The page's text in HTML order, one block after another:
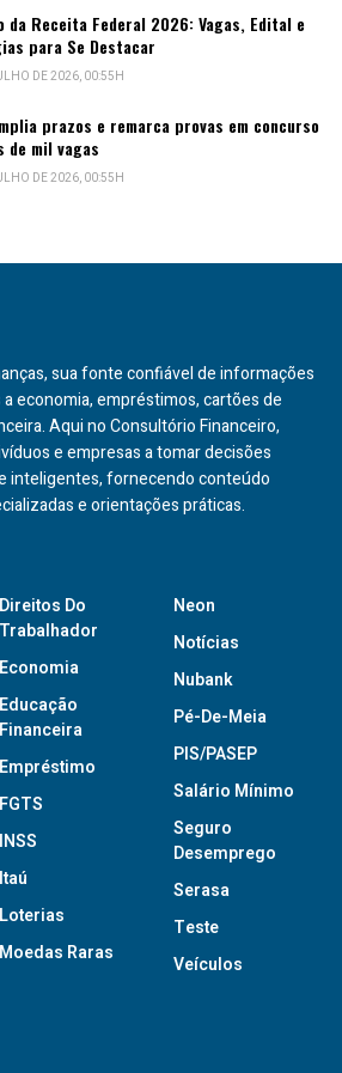
da Receita Federal 2026: Vagas, Edital e
para Se Destacar
DE 2026, 00:55H
prazos e remarca provas em concurso
de mil vagas
DE 2026, 00:55H
sua fonte confiável de informações
economia, empréstimos, cartões de
Aqui no Consultório Financeiro,
e empresas a tomar decisões
inteligentes, fornecendo conteúdo
e orientações práticas.
Direitos Do
Trabalhador
Economia
Educação
Financeira
Empréstimo
FGTS
INSS
Itaú
Loterias
Moedas Raras
Neon
Notícias
Nubank
Pé-De-Meia
PIS/PASEP
Salário Mínimo
Seguro
Desemprego
Serasa
Teste
Veículos